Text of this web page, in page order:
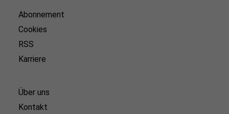
Abonnement
Cookies
RSS
Karriere
Über uns
Kontakt